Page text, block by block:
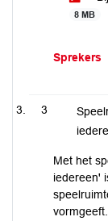
8 MB
Sprekers
3
Met het
iedereen'